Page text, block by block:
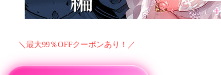
＼最大99％OFFクーポンあり！／